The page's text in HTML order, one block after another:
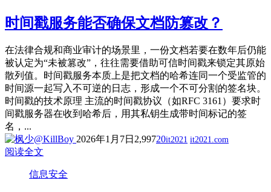
时间戳服务能否确保文档防篡改？
在法律合规和商业审计的场景里，一份文档若要在数年后仍能
被认定为“未被篡改”，往往需要借助可信时间戳来锁定其原始
散列值。时间戳服务本质上是把文档的哈希连同一个受监管的
时间源一起写入不可逆的日志，形成一个不可分割的签名块。
时间戳的技术原理 主流的时间戳协议（如RFC 3161）要求时
间戳服务器在收到哈希后，用其私钥生成带时间标记的签
名，...
2026年1月7日 2,99720it2021 it2021.com
阅读全文
信息安全